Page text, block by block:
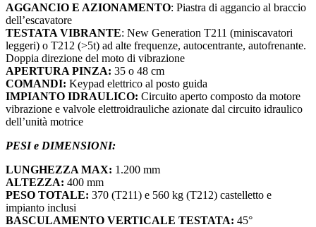
AGGANCIO E AZIONAMENTO: Piastra di aggancio al braccio
dell’escavatore
TESTATA VIBRANTE: New Generation T211 (miniscavatori
leggeri) o T212 (>5t) ad alte frequenze, autocentrante, autofrenante.
Doppia direzione del moto di vibrazione
APERTURA PINZA: 35 o 48 cm
COMANDI: Keypad elettrico al posto guida
IMPIANTO IDRAULICO: Circuito aperto composto da motore
vibrazione e valvole elettroidrauliche azionate dal circuito idraulico
dell’unità motrice
PESI e DIMENSIONI:
LUNGHEZZA MAX: 1.200 mm
ALTEZZA: 400 mm
PESO TOTALE: 370 (T211) e 560 kg (T212) castelletto e
impianto inclusi
BASCULAMENTO VERTICALE TESTATA: 45°